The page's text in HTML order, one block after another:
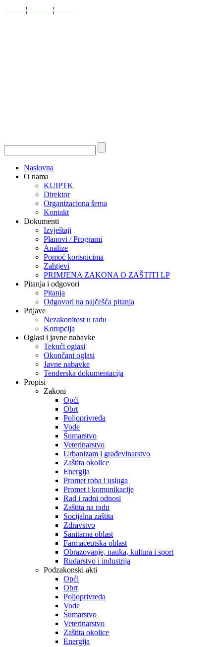
¦ ¦
Naslovna
O nama
KUIPTK
Direktor
Organizaciona šema
Kontakt
Dokumenti
Izvještaji
Planovi / Programi
Analize
Pomoć korisnicima
Zahtjevi
PRIMJENA ZAKONA O ZAŠTITI LP
Pitanja i odgovori
Pitanja
Odgovori na najčešća pitanja
Prijave
Nezakonitost u radu
Korupcija
Oglasi i javne nabavke
Tekući oglasi
Okončani oglasi
Javne nabavke
Tenderska dokumentacija
Propisi
Zakoni
Opći
Obrt
Poljoprivreda
Vode
Šumarstvo
Veterinarstvo
Urbanizam i građevinarstvo
Zaštita okolice
Energija
Promet roba i usluga
Promet i komunikacije
Rad i radni odnosi
Zaštita na radu
Socijalna zaštita
Zdravstvo
Sanitarna oblast
Farmaceutska oblast
Obrazovanje, nauka, kultura i sport
Rudarstvo i industrija
Podzakonski akti
Opći
Obrt
Poljoprivreda
Vode
Šumarstvo
Veterinarstvo
Zaštita okolice
Energija